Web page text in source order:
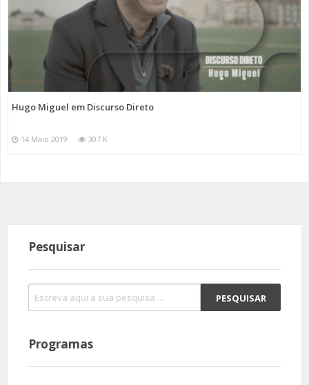
Hugo Miguel em Discurso Direto
14 Maio 2019 307 K
Pesquisar
Programas